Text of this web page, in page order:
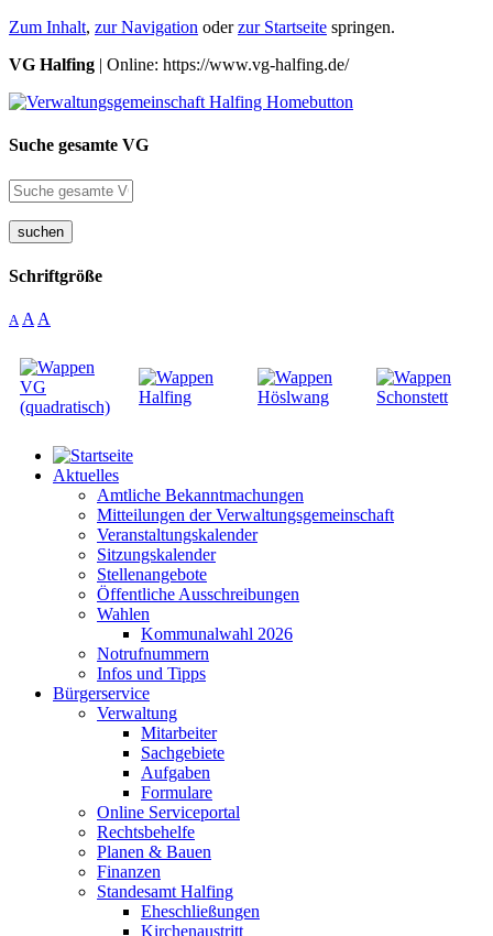
Zum Inhalt, zur Navigation oderzur Startseite springen.
VG Halfing | Online: https://www.vg-halfing.de/
Suche gesamte VG
suchen
Schriftgröße
A A A
Aktuelles
Amtliche Bekanntmachungen
Mitteilungen der Verwaltungsgemeinschaft
Veranstaltungskalender
Sitzungskalender
Stellenangebote
Öffentliche Ausschreibungen
Wahlen
Kommunalwahl 2026
Notrufnummern
Infos und Tipps
Bürgerservice
Verwaltung
Mitarbeiter
Sachgebiete
Aufgaben
Formulare
Online Serviceportal
Rechtsbehelfe
Planen & Bauen
Finanzen
Standesamt Halfing
Eheschließungen
Kirchenaustritt